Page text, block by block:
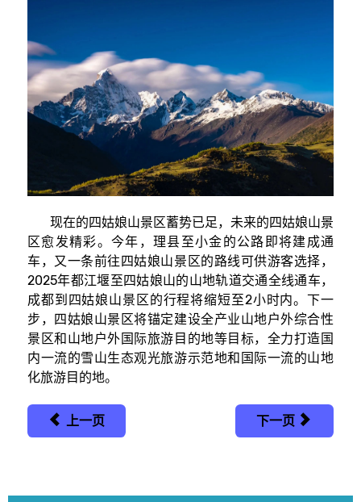
现在的四姑娘山景区蓄势已足，未来的四姑娘山景
区愈发精彩。今年，理县至小金的公路即将建成通
车，又一条前往四姑娘山景区的路线可供游客选择，
2025年都江堰至四姑娘山的山地轨道交通全线通车，
成都到四姑娘山景区的行程将缩短至2小时内。下一
步，四姑娘山景区将锚定建设全产业山地户外综合性
景区和山地户外国际旅游目的地等目标，全力打造国
内一流的雪山生态观光旅游示范地和国际一流的山地
化旅游目的地。
上一页 下一页